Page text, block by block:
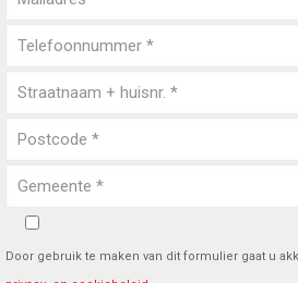
Door gebruik te maken van dit formulier gaat u